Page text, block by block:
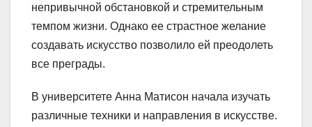
непривычной обстановкой и стремительным
темпом жизни. Однако ее страстное желание
создавать искусство позволило ей преодолеть
все преграды.
В университете Анна Матисон начала изучать
различные техники и направления в искусстве.